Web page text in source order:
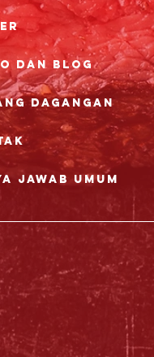
dan Blog
dagangan
Jawab Umum